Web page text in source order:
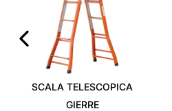
SCALA TELESCOPICA
GIERRE